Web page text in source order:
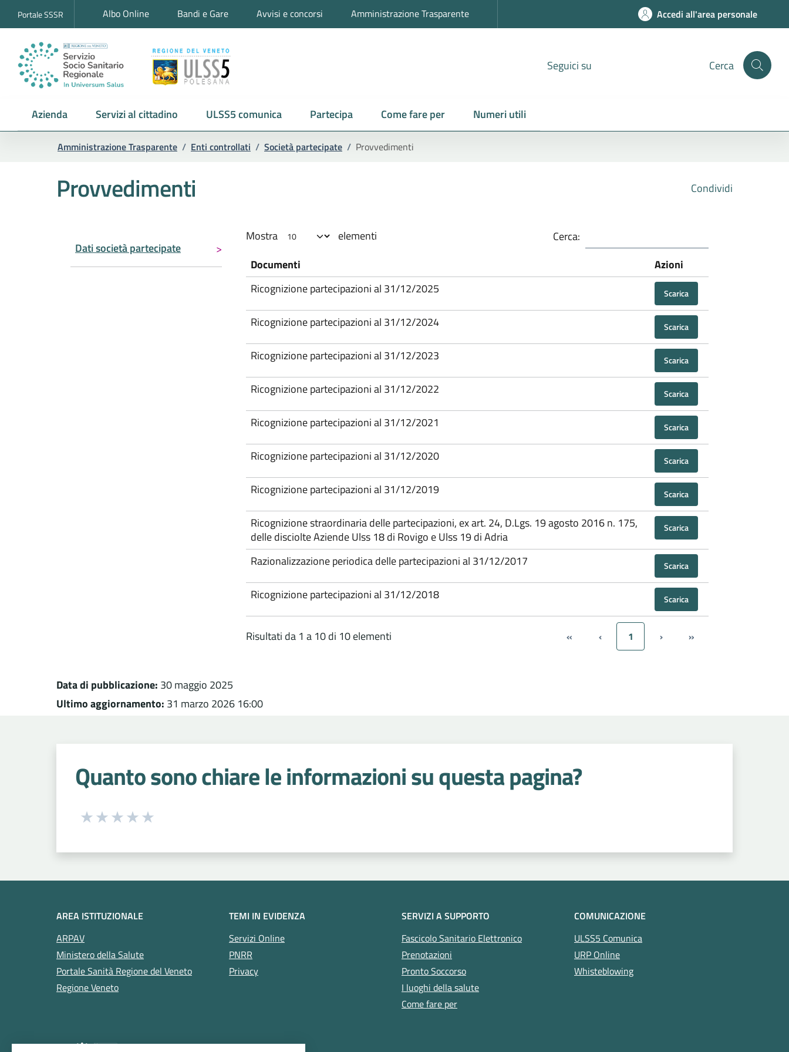
Portale SSSR Albo Online Bandi e Gare Avvisi e concorsi Amministrazione Trasparente Accedi all'area personale
Seguici su Cerca
Azienda Servizi al cittadino ULSS5 comunica Partecipa Come fare per Numeri utili
Amministrazione Trasparente / Enti controllati / Società partecipate / Provvedimenti
Condividi
Provvedimenti
Dati società partecipate
Mostra elementi
Cerca:
Documenti
Azioni
Ricognizione partecipazioni al 31/12/2025
Scarica
Ricognizione partecipazioni al 31/12/2024 Scarica
Ricognizione partecipazioni al 31/12/2023 Scarica
Ricognizione partecipazioni al 31/12/2022 Scarica
Ricognizione partecipazioni al 31/12/2021 Scarica
Ricognizione partecipazioni al 31/12/2020 Scarica
Ricognizione partecipazioni al 31/12/2019 Scarica
Ricognizione straordinaria delle partecipazioni, ex art. 24, D.Lgs. 19 agosto 2016 n. 175,
delle disciolte Aziende Ulss 18 di Rovigo e Ulss 19 di Adria
Scarica
Razionalizzazione periodica delle partecipazioni al 31/12/2017 Scarica
Ricognizione partecipazioni al 31/12/2018 Scarica
Risultati da 1 a 10 di 10 elementi « ‹ 1 › »
Data di pubblicazione: 30 maggio 2025
Ultimo aggiornamento: 31 marzo 2026 16:00
Quanto sono chiare le informazioni su questa pagina?
Seleziona una valutazione da 1 a 5 stelle
AREA ISTITUZIONALE
ARPAV
Ministero della Salute
Portale Sanità Regione del Veneto
Regione Veneto
TEMI IN EVIDENZA
Servizi Online
PNRR
Privacy
SERVIZI A SUPPORTO
Fascicolo Sanitario Elettronico
Prenotazioni
Pronto Soccorso
I luoghi della salute
Come fare per
COMUNICAZIONE
ULSS5 Comunica
URP Online
Whisteblowing